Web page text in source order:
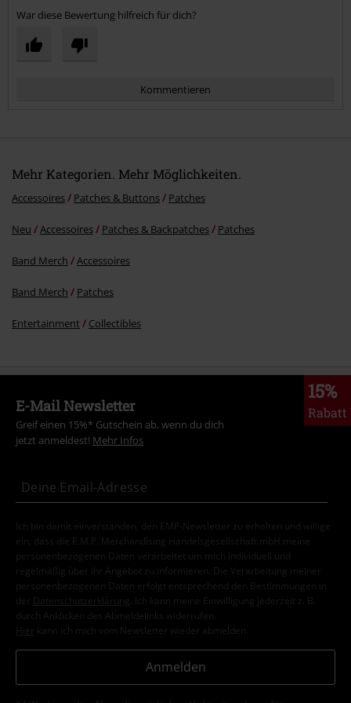
War diese Bewertung hilfreich für dich?
Kommentieren
Mehr Kategorien. Mehr Möglichkeiten.
Accessoires Patches & Buttons Patches
Neu Accessoires Patches & Backpatches Patches
Band Merch Accessoires
Band Merch Patches
Entertainment Collectibles
15%
Rabatt
E-Mail Newsletter
Greif einen 15%* Gutschein ab, wenn du dich
jetzt anmeldest! Mehr Infos
Ich bin damit einverstanden, den EMP-Newsletter zu erhalten und willige
ein, dass die E.M.P. Merchandising Handelsgesellschaft mbH meine
personenbezogenen Daten verarbeitet um mich individuell und
regelmäßig über ihr Angebot zu informieren. Die Verarbeitung meiner
personenbezogenen Daten erfolgt entsprechend den Bestimmungen in
der
Datenschutzerklärung
. Ich kann meine Einwilligung jederzeit z. B.
durch Anklicken des Abmeldelinks widerrufen.
Hier kann ich mich vom Newsletter wieder abmelden.
Anmelden